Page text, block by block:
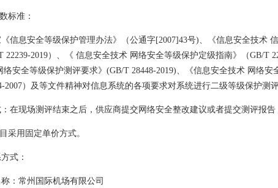
标准：
信息安全等级保护管理办法》（公通字[2007]43号)、《信息安全技术
22239-2019）、《 信息安全技术 网络安全等级保护定级指南》（GB/T
络安全等级保护测评要求》(GB/T 28448-2019)、《信息安全技术 网络
2007）及等文件精神对信息系统的各项要求对系统进行二级等级保护测评
在现场测评结束之后，供应商提交网络安全整改建议或者提交测评报
采用固定单价方式。
式：
：常州国际机场有限公司